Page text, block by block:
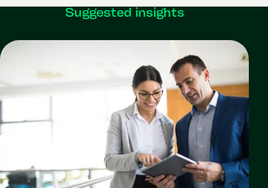
Suggested insights